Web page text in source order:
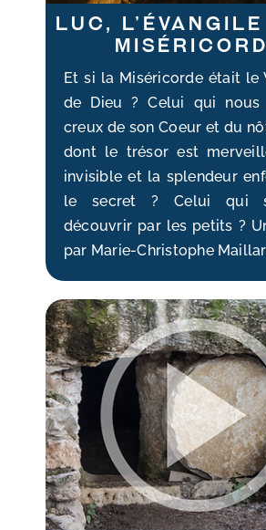
Luc,
Et si la Miséricorde était le
de Dieu ? Celui qui nous
creux de son Coeur et du
dont le trésor est
invisible et la splendeur
le secret ? Celui qui
découvrir par les petits ?
par Marie-Christophe